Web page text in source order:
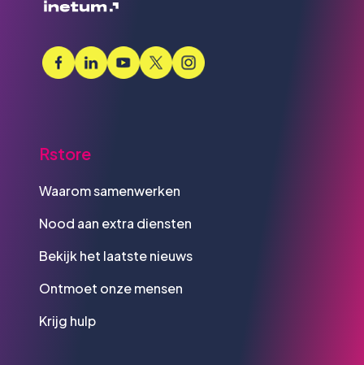
Rstore
Waarom samenwerken
Nood aan extra diensten
Bekijk het laatste nieuws
Ontmoet onze mensen
Krijg hulp